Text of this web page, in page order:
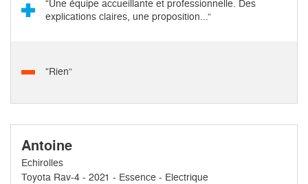
“Une équipe accueillante et professionnelle. Des
explications claires, une proposition...”
“Rien”
Antoine
Echirolles
Toyota Rav-4 - 2021 - Essence - Electrique